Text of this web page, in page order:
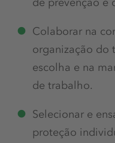
Colaborar na
organização do
escolha e na
de trabalho.
Selecionar e
proteção